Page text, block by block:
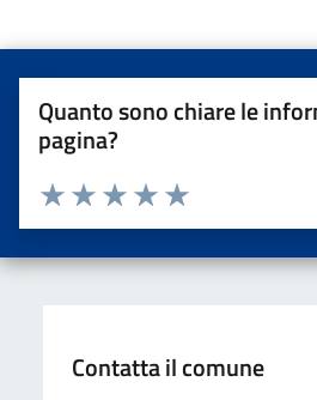
Quanto sono chiare le
pagina?
Valuta da 1 a 5 stelle la pagina
Valuta 5 stelle su 5
Valuta 4 stelle su 5
Valuta 3 stelle su 5
Valuta 2 stelle su 5
Valuta una stella su 5
Contatta il comune